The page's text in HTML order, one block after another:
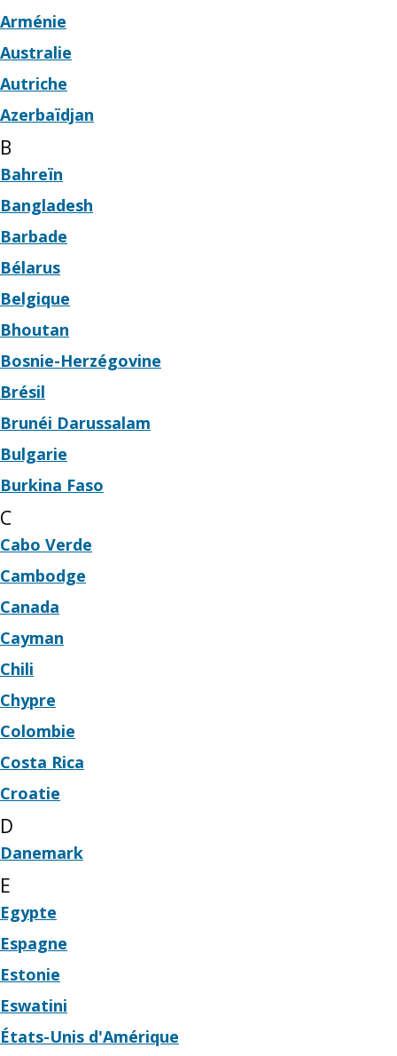
Arménie
Australie
Autriche
Azerbaïdjan
B
Bahreïn
Bangladesh
Barbade
Bélarus
Belgique
Bhoutan
Bosnie-Herzégovine
Brésil
Brunéi Darussalam
Bulgarie
Burkina Faso
C
Cabo Verde
Cambodge
Canada
Cayman
Chili
Chypre
Colombie
Costa Rica
Croatie
D
Danemark
E
Egypte
Espagne
Estonie
Eswatini
États-Unis d'Amérique